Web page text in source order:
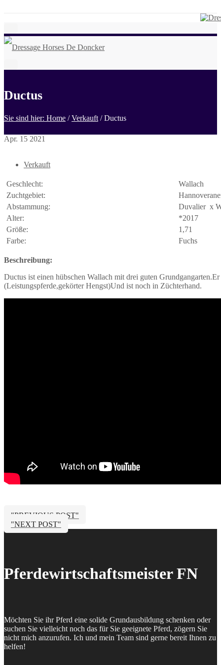
Ductus
Sie sind hier: Home /Verkauft /Ductus
Apr. 15 2021
Verkauft
Geschlecht:
Wallach
Zuchtgebiet:
Abstammung:
Duvalier x
Alter:
*2017
Größe:
1,71
Farbe:
Fuchs
Beschreibung:
Ductus ist einen hübschen Wallach mit drei guten
(Leistungspferde,gekörter Hengst)Und ist noch in Züchterhand.
"PREVIOUS POST"
"NEXT POST"
Pferdewirtschaftsmeister FN
Möchten Sie ihr Pferd eine solide Grundausbildung schenken oder
suchen Sie vielleicht noch das für Sie geeignete Pferd, zögern Sie
nicht mich anzurufen. Ich und mein Team sind gerne bereit Ihnen zu
helfen!